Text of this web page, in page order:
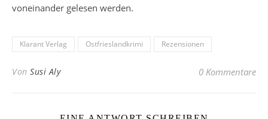
voneinander gelesen werden.
Klarant Verlag Ostfrieslandkrimi Rezensionen
Von Susi Aly 0 Kommentare